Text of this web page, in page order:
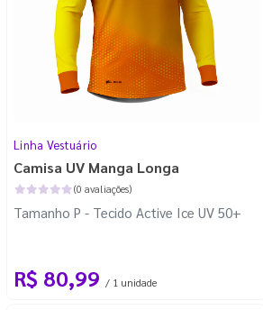
Linha Vestuário
Camisa UV Manga Longa
(0 avaliações)
Tamanho P - Tecido Active Ice UV 50+
R$ 80,99 / 1 unidade